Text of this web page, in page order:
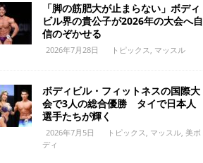
「脚の筋肥大が止まらない」ボディ
ビル界の貴公子が2026年の大会へ自
信のぞかせる
2026年7月28日 トピックス マッスル
ボディビル・フィットネスの国際大
会で3人の総合優勝 タイで日本人
選手たちが輝く
2026年7月5日 トピックス マッスル, 美ボ
ディ